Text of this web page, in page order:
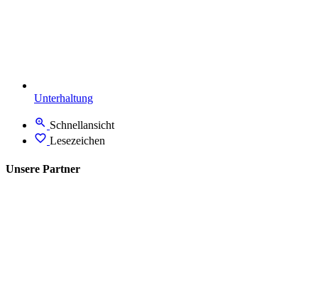
Unterhaltung
Schnellansicht
Lesezeichen
Unsere Partner